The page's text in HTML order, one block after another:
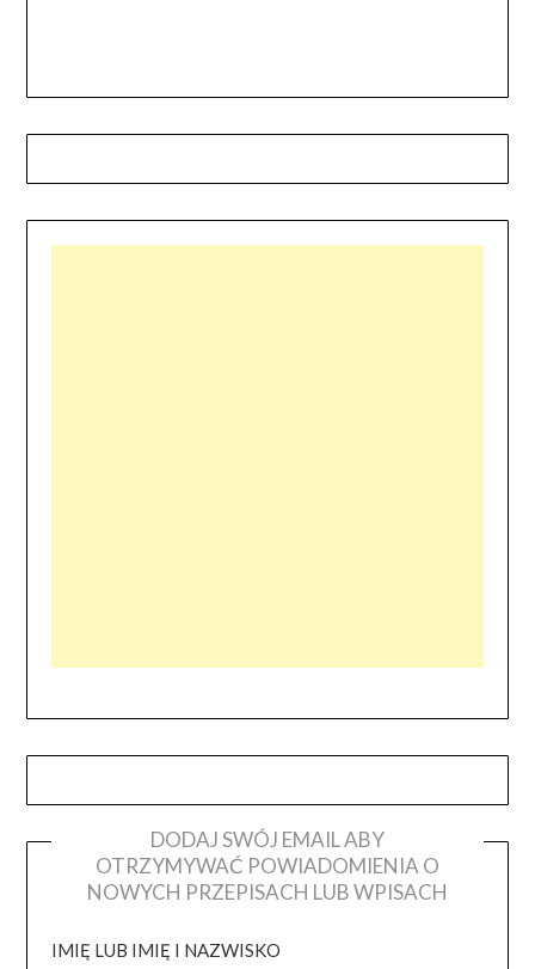
DODAJ SWÓJ EMAIL ABY
OTRZYMYWAĆ POWIADOMIENIA O
NOWYCH PRZEPISACH LUB WPISACH
IMIĘ LUB IMIĘ I NAZWISKO